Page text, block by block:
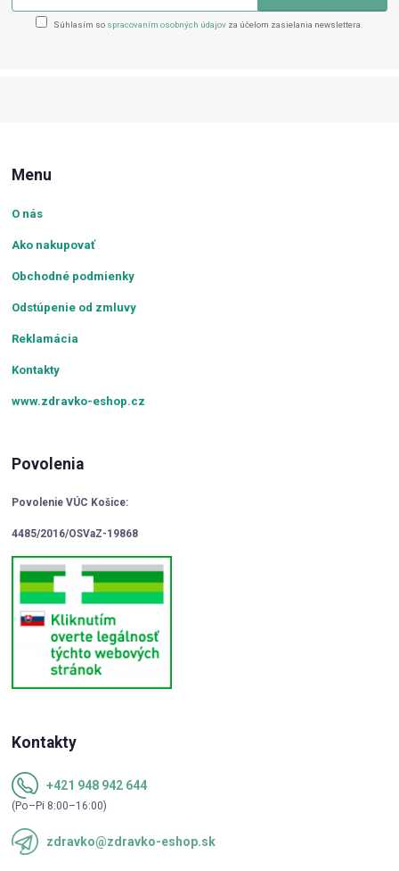
Súhlasím so spracovaním osobných údajov za účelom zasielania newslettera.
Menu
O nás
Ako nakupovať
Obchodné podmienky
Odstúpenie od zmluvy
Reklamácia
Kontakty
www.zdravko-eshop.cz
Povolenia
Povolenie VÚC Košice:
4485/2016/OSVaZ-19868
Kontakty
+421 948 942 644
(Po–Pi 8:00–16:00)
zdravko@zdravko-eshop.sk